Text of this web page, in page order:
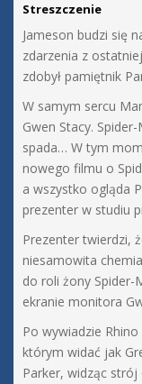
Streszczenie
Jameson budzi się
zdarzenia z
zdobył pamiętnik
W samym sercu
Gwen Stacy.
spada… W tym
nowego filmu o
a wszystko ogląda
prezenter w studiu
Prezenter twierdzi,
niesamowita
do roli żony Spider-
ekranie monitora
Po wywiadzie
którym widać jak
Parker, widząc strój